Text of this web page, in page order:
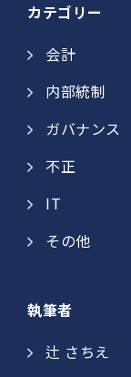
カテゴリー
会計
内部統制
ガバナンス
不正
IT
その他
執筆者
辻 さちえ